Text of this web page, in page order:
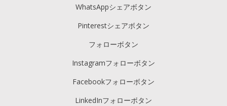
WhatsAppシェアボタン
Pinterestシェアボタン
フォローボタン
Instagramフォローボタン
Facebookフォローボタン
LinkedInフォローボタン